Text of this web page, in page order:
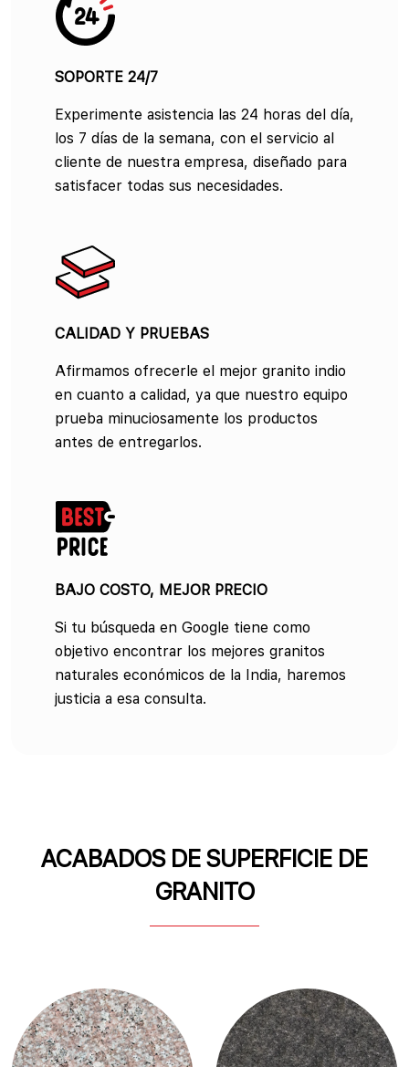
SOPORTE 24/7
Experimente asistencia las 24 horas del día,
los 7 días de la semana, con el servicio al
cliente de nuestra empresa, diseñado para
satisfacer todas sus necesidades.
CALIDAD Y PRUEBAS
Afirmamos ofrecerle el mejor granito indio
en cuanto a calidad, ya que nuestro equipo
prueba minuciosamente los productos
antes de entregarlos.
BAJO COSTO, MEJOR PRECIO
Si tu búsqueda en Google tiene como
objetivo encontrar los mejores granitos
naturales económicos de la India, haremos
justicia a esa consulta.
ACABADOS DE SUPERFICIE DE
GRANITO